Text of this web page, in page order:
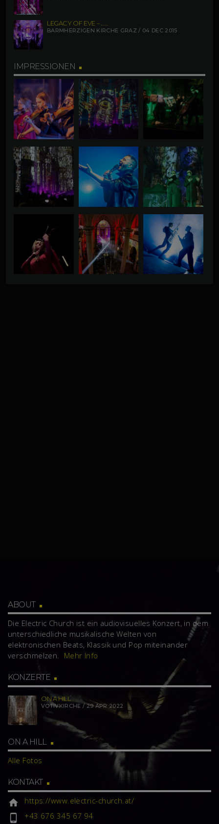
LEGACY OF EVE – ......
BARMHERZIGEN KIRCHE GRAZ / 04 DEC 2015
IMPRESSIONEN
ABOUT
Die Electric Church ist ein audiovisuelles Konzert, in dem
unterschiedliche musikalische Welten von
elektronischen Beats, Klassik und Pop miteinander
verschmelzen. Mehr Info
KONZERTE
ON A HILL
VOTIVKIRCHE / 29 APR 2022
ON A HILL
Alle Fotos
KONTAKT
home https://www.electric-church.at/
phone_android +43 676 345 67 94